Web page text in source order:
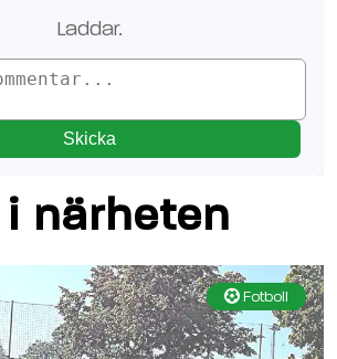
Laddar..
Skicka
närheten
Fotboll